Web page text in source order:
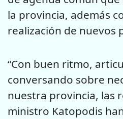
la provincia, además
realización de nuevos
“Con buen ritmo,
conversando sobre
nuestra provincia, las
ministro Katopodis